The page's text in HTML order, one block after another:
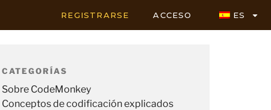
REGISTRARSE ACCESO ES
CATEGORÍAS
Sobre CodeMonkey
Conceptos de codificación explicados